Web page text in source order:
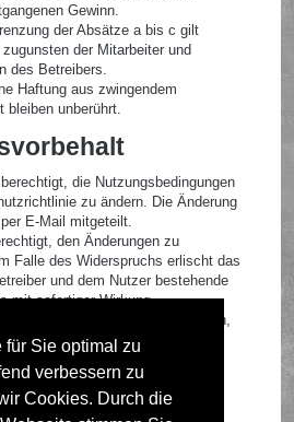
für Sie optimal zu
verbessern zu
Cookies. Durch die
Gewinn.
der Absätze a bis c gilt
der Mitarbeiter und
des Betreibers.
Haftung aus zwingendem
bleiben unberührt.
die Nutzungsbedingungen
zu ändern. Die Änderung
E-Mail mitgeteilt.
den Änderungen zu
Falle des Widerspruchs erlischt das
und dem Nutzer bestehende
mit sofortiger Wirkung.
gelten als anerkannt und verbindlich,
Änderungen zugestimmt hat.
mit deinen persönlichen
enthalten.